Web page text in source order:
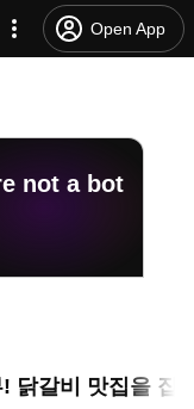
Open App
not a bot
닭갈비 맛집을 집